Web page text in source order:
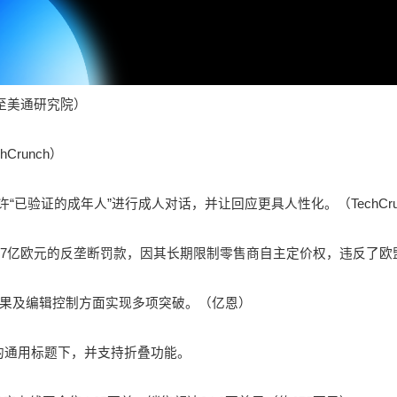
通研究院）
）
验证的成年人”进行成人对话，并让回应更具人性化。（
欧元的反垄断罚款，因其长期限制零售商自主定价权，违反了欧
及编辑控制方面实现多项突破。（亿恩）
用标题下，并支持折叠功能。